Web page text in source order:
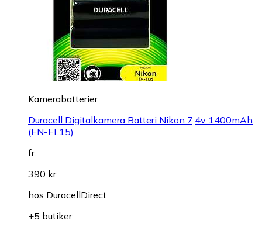
Kamerabatterier
Duracell Digitalkamera Batteri Nikon 7,4v 1400mAh
(EN-EL15)
fr.
390 kr
hos DuracellDirect
+5 butiker